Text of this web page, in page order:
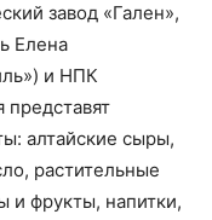
завод «Гален»,
Елена
и НПК
представят
алтайские сыры,
растительные
и фрукты, напитки,